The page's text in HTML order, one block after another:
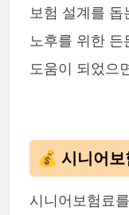
보험 설계를
노후를 위한
도움이 되었으
💰 시니어보
시니어보험료